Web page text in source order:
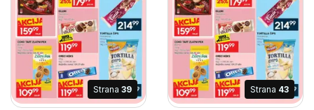
Strana 39 Strana 43